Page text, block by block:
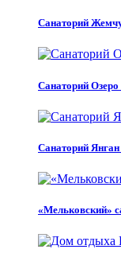
Санаторий
Санаторий
Санаторий
«Мельковский»